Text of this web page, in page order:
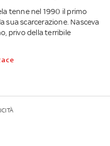
tenne nel 1990 il primo
sua scarcerazione. Nasceva
privo della terribile